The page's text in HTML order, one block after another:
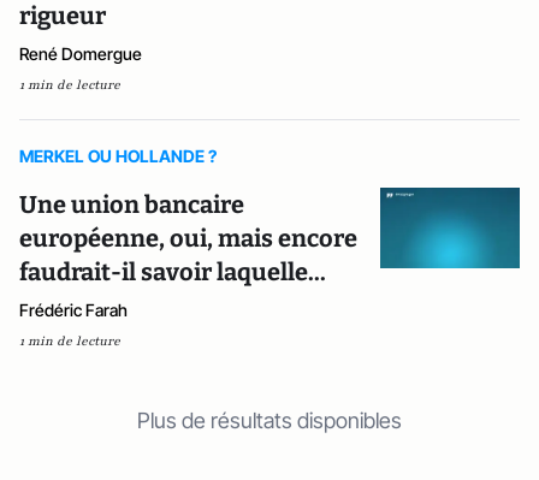
rigueur
René Domergue
1 min de lecture
MERKEL OU HOLLANDE ?
Une union bancaire
européenne, oui, mais encore
faudrait-il savoir laquelle...
Frédéric Farah
1 min de lecture
Plus de résultats disponibles